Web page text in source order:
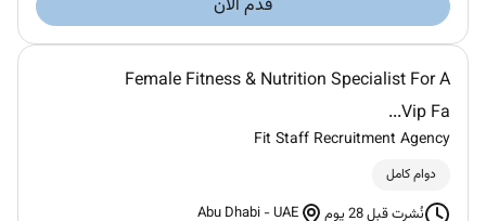
قدم الآن
Female Fitness & Nutrition Specialist For A
Vip Fa...
Fit Staff Recruitment Agency
دوام كامل
نُشرت قبل 28 يوم Abu Dhabi -UAE